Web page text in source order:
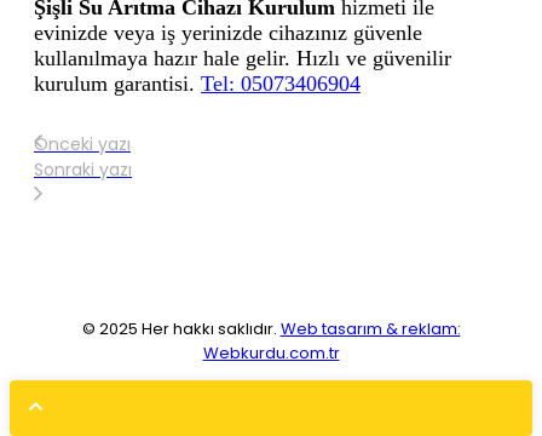
Şişli Su Arıtma Cihazı Kurulum hizmeti ile
evinizde veya iş yerinizde cihazınız güvenle
kullanılmaya hazır hale gelir. Hızlı ve güvenilir
kurulum garantisi. Tel: 05073406904
Önceki yazı
Sonraki yazı
© 2025 Her hakkı saklıdır. Web tasarım & reklam:
Webkurdu.com.tr